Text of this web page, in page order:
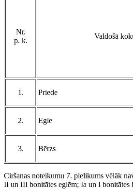
Nr.
p. k.
Valdošā
1. Priede
2. Egle
3. Bērzs
Ciršanas noteikumu 7. pielikums vēlāk
II un III bonitātes eglēm; Ia un I bonitātes